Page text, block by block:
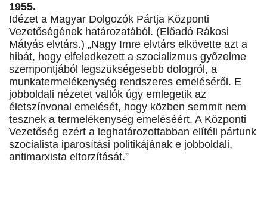
1955.
Idézet a Magyar Dolgozók Pártja Központi
Vezetőségének határozatából. (Előadó Rákosi
Mátyás elvtárs.) „Nagy Imre elvtárs elkövette azt a
hibát, hogy elfeledkezett a szocializmus győzelme
szempontjából legszükségesebb dologról, a
munkatermelékenység rendszeres emeléséről. E
jobboldali nézetet vallók úgy emlegetik az
életszínvonal emelését, hogy közben semmit nem
tesznek a termelékenység emeléséért. A Központi
Vezetőség ezért a leghatározottabban elítéli pártunk
szocialista iparosítási politikájának e jobboldali,
antimarxista eltorzítását.”